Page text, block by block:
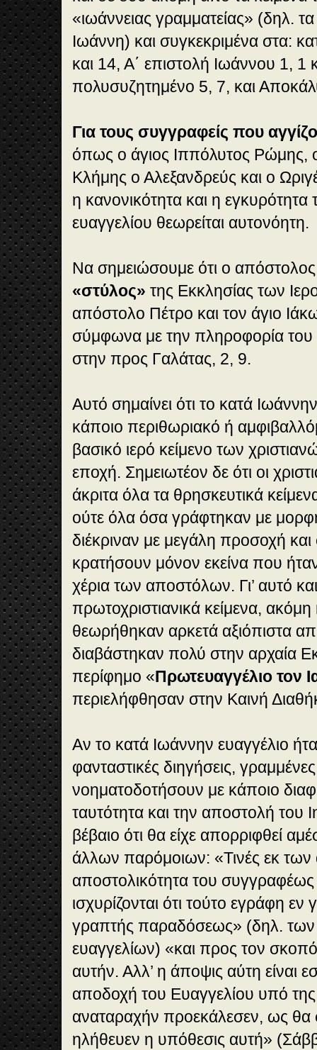
«ιωάννειας γραμματείας» (δηλ.
Ιωάννη) και συγκεκριμένα στα:
και 14, Α΄ επιστολή Ιωάννου 1, 1
πολυσυζητημένο 5, 7, και
Για τους συγγραφείς που
όπως ο άγιος Ιππόλυτος Ρώμης,
Κλήμης ο Αλεξανδρεύς και ο
η κανονικότητα και η
ευαγγελίου θεωρείται αυτονόητη.
Να σημειώσουμε ότι ο
«στύλος» της Εκκλησίας των
απόστολο Πέτρο και τον άγιο
σύμφωνα με την πληροφορία
στην προς Γαλάτας, 2, 9.
Αυτό σημαίνει ότι το κατά
κάποιο περιθωριακό ή
βασικό ιερό κείμενο των
εποχή. Σημειωτέον δε ότι οι
άκριτα όλα τα θρησκευτικά
ούτε όλα όσα γράφτηκαν με
διέκριναν με μεγάλη προσοχή
κρατήσουν μόνον εκείνα που
χέρια των αποστόλων. Γι’ αυτό
πρωτοχριστιανικά κείμενα,
θεωρήθηκαν αρκετά αξιόπιστα
διαβάστηκαν πολύ στην αρχαία
περίφημο «Πρωτευαγγέλιο τον
περιελήφθησαν στην Καινή
Αν το κατά Ιωάννην ευαγγέλιο
φανταστικές διηγήσεις,
νοηματοδοτήσουν με κάποιο
ταυτότητα και την αποστολή του
βέβαιο ότι θα είχε απορριφθεί
άλλων παρόμοιων: «Τινές εκ
αποστολικότητα του
ισχυρίζονται ότι τούτο εγράφη
γραπτής παραδόσεως» (δηλ.
ευαγγελίων) «και προς τον
αυτήν. Αλλ’ η άποψις αύτη είναι
αποδοχή του Ευαγγελίου υπό
αναταραχήν προεκάλεσεν, ως θα
ηλήθευεν η υπόθεσις αυτή»